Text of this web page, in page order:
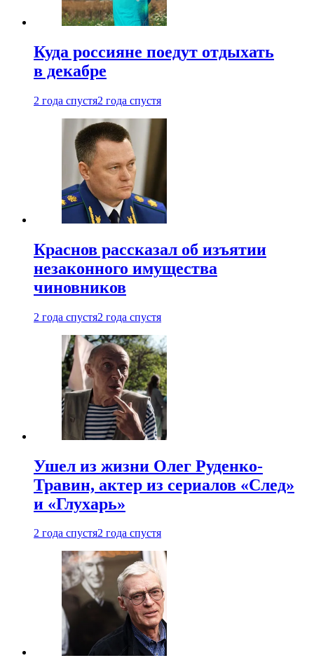
Куда россияне поедут отдыхать
в декабре
2 года спустя2 года спустя
Краснов рассказал об изъятии
незаконного имущества
чиновников
2 года спустя2 года спустя
Ушел из жизни Олег Руденко-
Травин, актер из сериалов «След»
и «Глухарь»
2 года спустя2 года спустя